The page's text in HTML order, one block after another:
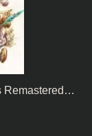
Remastered…